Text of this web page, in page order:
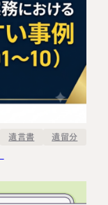
遺言書 遺留分